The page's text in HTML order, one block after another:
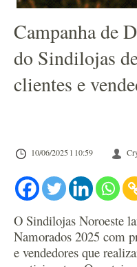
Campanha de
do Sindilojas
clientes e
10/06/2025 l 10:59
O Sindilojas Noroeste
Namorados 2025 com
e vendedores que